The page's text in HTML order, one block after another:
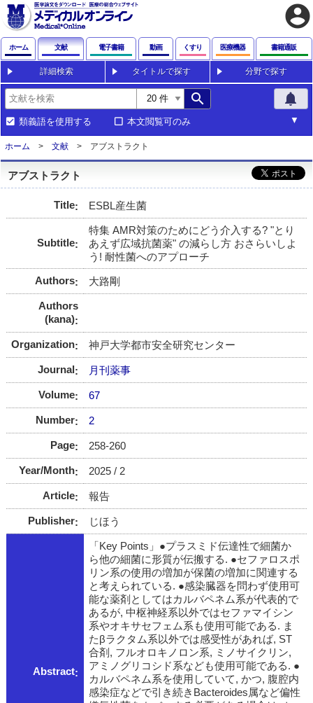
account_circle
ホーム 文献 電子書籍 動画 くすり 医療機器 書籍通販
詳細検索 タイトルで探す 分野で探す
search notifications
類義語を使用する 本文閲覧可のみ
ホーム 文献 アブストラクト
アブストラクト
Title ESBL産生菌
Subtitle
特集 AMR対策のためにどう介入する? "とり
あえず広域抗菌薬" の減らし方 おさらいしよ
う! 耐性菌へのアプローチ
Authors
大路剛
Authors
(kana)
Organization 神戸大学都市安全研究センター
Journal 月刊薬事
Volume 67
Number 2
Page 258-260
Year/Month 2025 / 2
Article 報告
Publisher じほう
Abstract
「Key Points」●プラスミド伝達性で細菌か
ら他の細菌に形質が伝搬する. ●セファロスポ
リン系の使用の増加が保菌の増加に関連する
と考えられている. ●感染臓器を問わず使用可
能な薬剤としてはカルバペネム系が代表的で
あるが, 中枢神経系以外ではセファマイシン
系やオキサセフェム系も使用可能である. ま
たβラクタム系以外では感受性があれば, ST
合剤, フルオロキノロン系, ミノサイクリン,
アミノグリコシド系なども使用可能である. ●
カルバペネム系を使用していて, かつ, 腹腔内
感染症などで引き続きBacteroides属など偏性